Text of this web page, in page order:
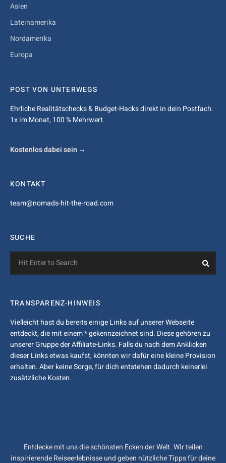
Asien
Lateinamerika
Nordamerika
Europa
POST VON UNTERWEGS
Ehrliche Realitätschecks & Budget-Hacks direkt in dein Postfach.
1x im Monat, 100 % Mehrwert.
Kostenlos dabei sein →
KONTAKT
team@nomads-hit-the-road.com
SUCHE
for:
TRANSPARENZ-HINWEIS
Vielleicht hast du bereits einige Links auf unserer Webseite
entdeckt, die mit einem * gekennzeichnet sind. Diese gehören zu
unserer Gruppe der Affiliate-Links. Falls du nach dem Anklicken
dieser Links etwas kaufst, könnten wir dafür eine kleine Provision
erhalten. Aber keine Sorge, für dich entstehen dadurch keinerlei
zusätzliche Kosten.
Entdecke mit uns die schönsten Ecken der Welt. Wir teilen
inspirierende Reiseerlebnisse und geben nützliche Tipps für deine